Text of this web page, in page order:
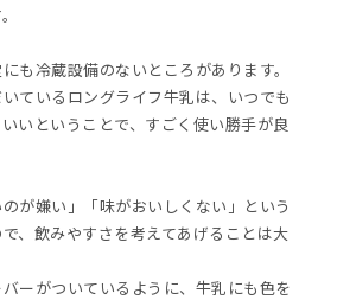
も冷蔵設備のないところがあります。
ているロングライフ牛乳は、いつでも
いということで、すごく使い勝手が良
が嫌い」「味がおいしくない」という
、飲みやすさを考えてあげることは大
ーがついているように、牛乳にも色を